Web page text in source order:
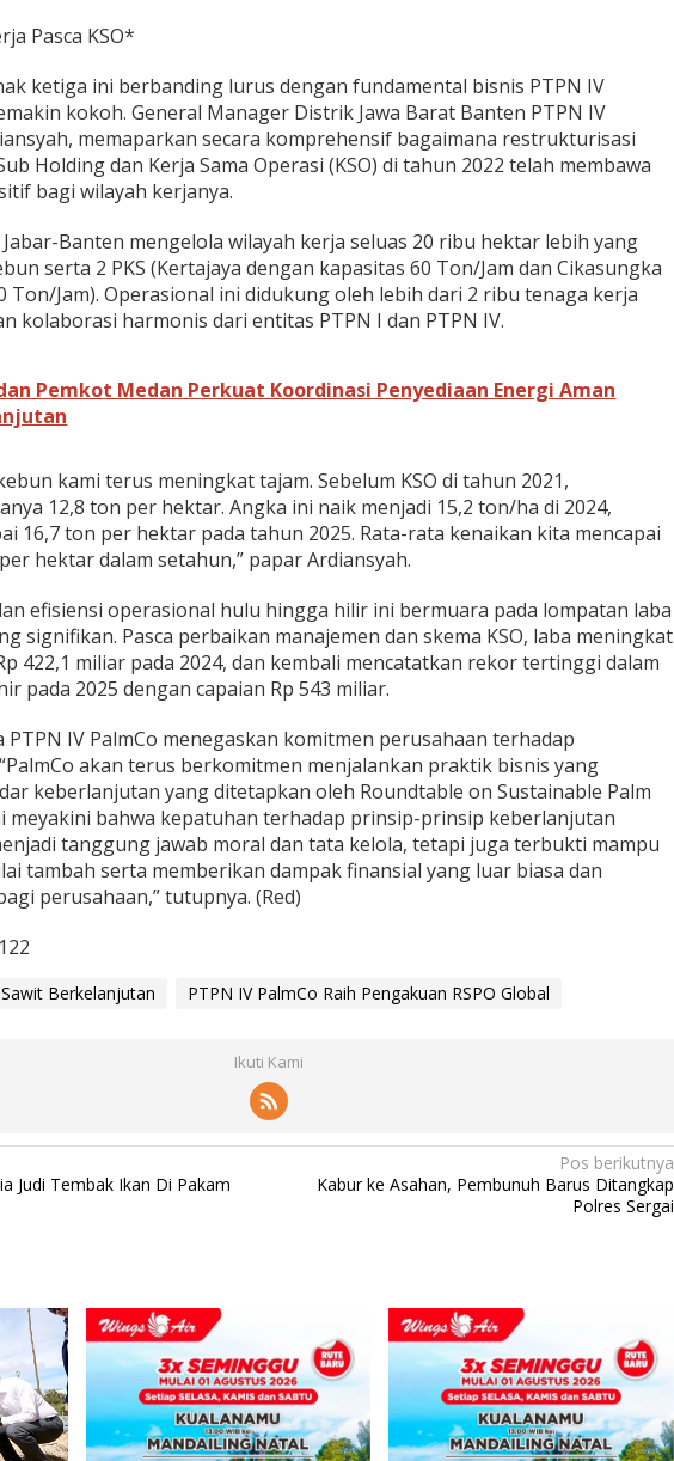
Pasca KSO*
ketiga ini berbanding lurus dengan fundamental bisnis PTPN IV
kokoh. General Manager Distrik Jawa Barat Banten PTPN IV
memaparkan secara komprehensif bagaimana restrukturisasi
Holding dan Kerja Sama Operasi (KSO) di tahun 2022 telah membawa
bagi wilayah kerjanya.
Banten mengelola wilayah kerja seluas 20 ribu hektar lebih yang
serta 2 PKS (Kertajaya dengan kapasitas 60 Ton/Jam dan Cikasungka
Ton/Jam). Operasional ini didukung oleh lebih dari 2 ribu tenaga kerja
kolaborasi harmonis dari entitas PTPN I dan PTPN IV.
Pemkot Medan Perkuat Koordinasi Penyediaan Energi Aman
kami terus meningkat tajam. Sebelum KSO di tahun 2021,
12,8 ton per hektar. Angka ini naik menjadi 15,2 ton/ha di 2024,
16,7 ton per hektar pada tahun 2025. Rata-rata kenaikan kita mencapai
hektar dalam setahun,” papar Ardiansyah.
efisiensi operasional hulu hingga hilir ini bermuara pada lompatan laba
signifikan. Pasca perbaikan manajemen dan skema KSO, laba meningkat
422,1 miliar pada 2024, dan kembali mencatatkan rekor tertinggi dalam
pada 2025 dengan capaian Rp 543 miliar.
IV PalmCo menegaskan komitmen perusahaan terhadap
akan terus berkomitmen menjalankan praktik bisnis yang
keberlanjutan yang ditetapkan oleh Roundtable on Sustainable Palm
meyakini bahwa kepatuhan terhadap prinsip-prinsip keberlanjutan
tanggung jawab moral dan tata kelola, tetapi juga terbukti mampu
tambah serta memberikan dampak finansial yang luar biasa dan
perusahaan,” tutupnya. (Red)
122
Berkelanjutan PTPN IV PalmCo Raih Pengakuan RSPO Global
Ikuti Kami
Judi Tembak Ikan Di Pakam
Pos berikutnya
Kabur ke Asahan, Pembunuh Barus Ditangkap
Polres Sergai